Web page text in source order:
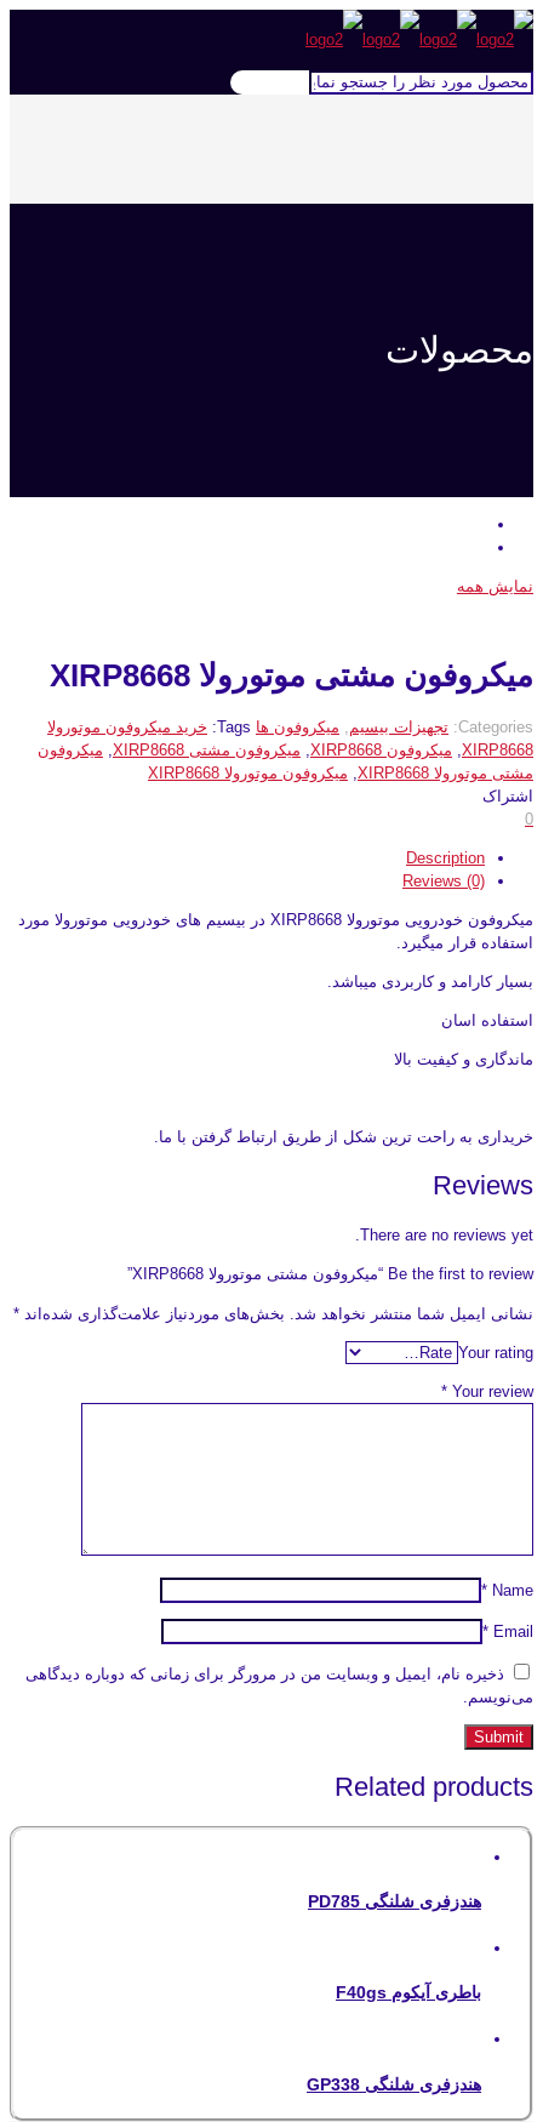
محصولات
نمایش همه
میکروفون مشتی موتورولا XIRP8668
Categories: تجهیزات بیسیم میکروفون ها Tags: خرید میکروفون موتورولا
XIRP8668 میکروفون XIRP8668 میکروفون مشتی XIRP8668
میکروفون
مشتی موتورولا XIRP8668
میکروفون موتورولا XIRP8668
اشتراک
0
Description
Reviews (0)
میکروفون خودرویی موتورولا XIRP8668 در بیسیم های خودرویی موتورولا مورد
استفاده قرار میگیرد.
بسیار کارامد و کاربردی میباشد.
استفاده اسان
ماندگاری و کیفیت بالا
خریداری به راحت ترین شکل از طریق ارتباط گرفتن با ما.
Reviews
There are no reviews yet.
Be the first to review “میکروفون مشتی موتورولا XIRP8668”
نشانی ایمیل شما منتشر نخواهد شد. بخش‌های موردنیاز علامت‌گذاری شده‌اند *
Your rating
Your review
*
Name
*
Email
*
ذخیره نام، ایمیل و وبسایت من در مرورگر برای زمانی که دوباره دیدگاهی
می‌نویسم.
Related products
هندزفری شلنگی PD785
باطری آیکوم F40gs
هندزفری شلنگی GP338